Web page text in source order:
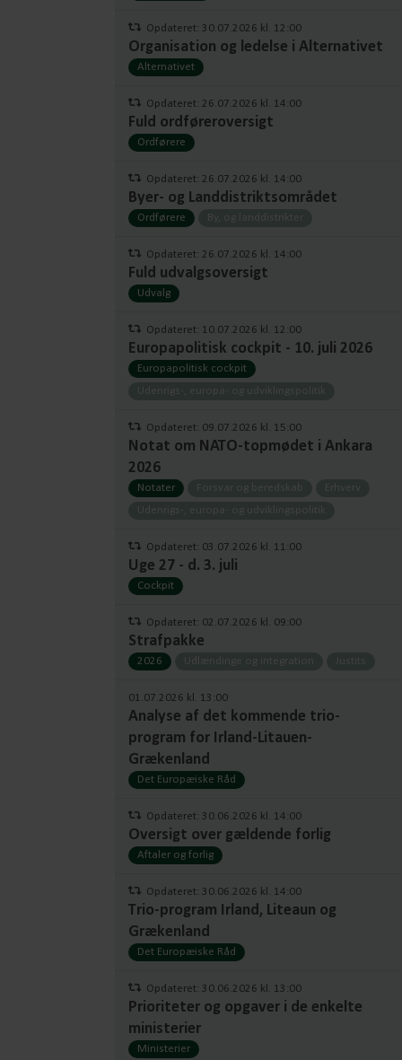
Opdateret: 30.07.2026 kl. 12:00
Organisation og ledelse i Alternativet
Alternativet
Opdateret: 26.07.2026 kl. 14:00
Fuld ordføreroversigt
Ordførere
Opdateret: 26.07.2026 kl. 14:00
Byer- og Landdistriktsområdet
Ordførere By, og landdistrikter
Opdateret: 26.07.2026 kl. 14:00
Fuld udvalgsoversigt
Udvalg
Opdateret: 10.07.2026 kl. 12:00
Europapolitisk cockpit - 10. juli 2026
Europapolitisk cockpit
Udenrigs-, europa- og udviklingspolitik
Opdateret: 09.07.2026 kl. 15:00
Notat om NATO-topmødet i Ankara
2026
Notater Forsvar og beredskab
Erhverv
Udenrigs-, europa- og udviklingspolitik
Opdateret: 03.07.2026 kl. 11:00
Uge 27 - d. 3. juli
Cockpit
Opdateret: 02.07.2026 kl. 09:00
Strafpakke
2026 Udlændinge og integration Justits
01.07.2026 kl. 13:00
Analyse af det kommende trio-
program for Irland-Litauen-
Grækenland
Det Europæiske Råd
Opdateret: 30.06.2026 kl. 14:00
Oversigt over gældende forlig
Aftaler og forlig
Opdateret: 30.06.2026 kl. 14:00
Trio-program Irland, Liteaun og
Grækenland
Det Europæiske Råd
Opdateret: 30.06.2026 kl. 13:00
Prioriteter og opgaver i de enkelte
ministerier
Ministerier